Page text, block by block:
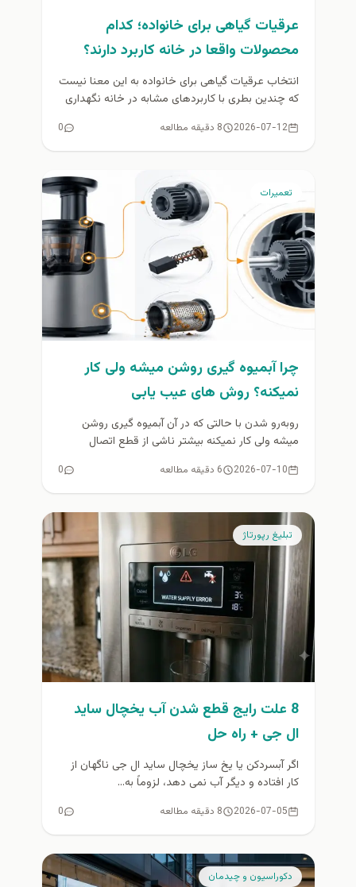
عرقیات گیاهی برای خانواده؛ کدام
محصولات واقعا در خانه کاربرد دارند؟
انتخاب عرقیات گیاهی برای خانواده به این معنا نیست
که چندین بطری با کاربردهای مشابه در خانه نگهداری
2026-07-12 8 دقیقه مطالعه 0
تعمیرات
چرا آبمیوه گیری روشن میشه ولی کار
نمیکنه؟ روش های عیب یابی
روبه‌رو شدن با حالتی که در آن آبمیوه گیری روشن
میشه ولی کار نمیکنه بیشتر ناشی از قطع اتصال
2026-07-10 6 دقیقه مطالعه 0
تبلیغ رپورتاژ
8 علت رایج قطع شدن آب یخچال ساید
ال جی + راه حل
اگر آبسردکن یا یخ ساز یخچال ساید ال جی ناگهان از
کار افتاده و دیگر آب نمی دهد، لزوماً به...
2026-07-05 8 دقیقه مطالعه 0
دكوراسيون و چيدمان